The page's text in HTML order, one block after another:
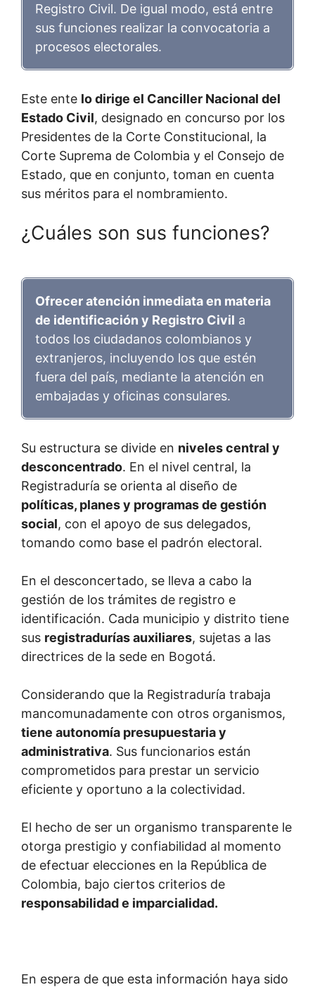
Registro Civil. De igual modo, está entre
sus funciones realizar la convocatoria a
procesos electorales.
Este ente lo dirige el Canciller Nacional del
Estado Civil, designado en concurso por los
Presidentes de la Corte Constitucional, la
Corte Suprema de Colombia y el Consejo de
Estado, que en conjunto, toman en cuenta
sus méritos para el nombramiento.
¿Cuáles son sus funciones?
Ofrecer atención inmediata en materia
de identificación y Registro Civil a
todos los ciudadanos colombianos y
extranjeros, incluyendo los que estén
fuera del país, mediante la atención en
embajadas y oficinas consulares.
Su estructura se divide en niveles central y
desconcentrado. En el nivel central, la
Registraduría se orienta al diseño de
políticas, planes y programas de gestión
social, con el apoyo de sus delegados,
tomando como base el padrón electoral.
En el desconcertado, se lleva a cabo la
gestión de los trámites de registro e
identificación. Cada municipio y distrito tiene
sus registradurías auxiliares, sujetas a las
directrices de la sede en Bogotá.
Considerando que la Registraduría trabaja
mancomunadamente con otros organismos,
tiene autonomía presupuestaria y
administrativa. Sus funcionarios están
comprometidos para prestar un servicio
eficiente y oportuno a la colectividad.
El hecho de ser un organismo transparente le
otorga prestigio y confiabilidad al momento
de efectuar elecciones en la República de
Colombia, bajo ciertos criterios de
responsabilidad e imparcialidad.
En espera de que esta información haya sido